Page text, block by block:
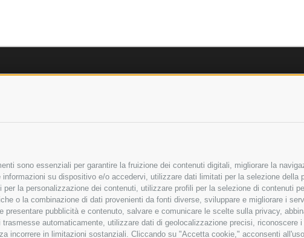
sono essenziali per garantire la fruizione dei contenuti digitali, migliorare la
su dispositivo e/o accedervi, utilizzare dati limitati per la selezione della
la personalizzazione dei contenuti, utilizzare profili per la selezione di contenuti
o la combinazione di dati provenienti da fonti diverse, sviluppare e migliorare i
pubblicità e contenuto, salvare e comunicare le scelte sulla privacy,
automaticamente, utilizzare dati di geolocalizzazione precisi, riconoscere
incorrere in limitazioni sostanziali. Cliccando su "Accetta cookie," acconsenti
Bonifico
Bancario